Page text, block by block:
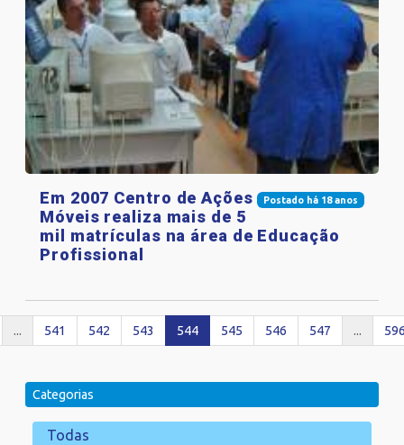
Postado há 18 anos
Em 2007 Centro de Ações
Móveis realiza mais de 5
mil matrículas na área de Educação
Profissional
... 541 542 543 544 545 546 547 ...
Categorias
Todas